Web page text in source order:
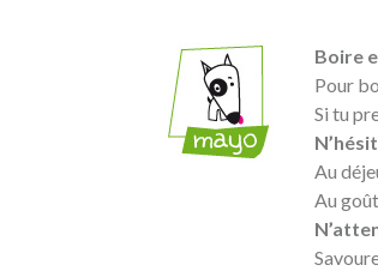
Boire
Pour
Si tu
Au
Au